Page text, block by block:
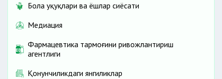
Бола ҳуқуқлари ва ёшлар сиёсати
Медиация
Фармацевтика тармоғини ривожлантириш
агентлиги
Қонунчиликдаги янгиликлар